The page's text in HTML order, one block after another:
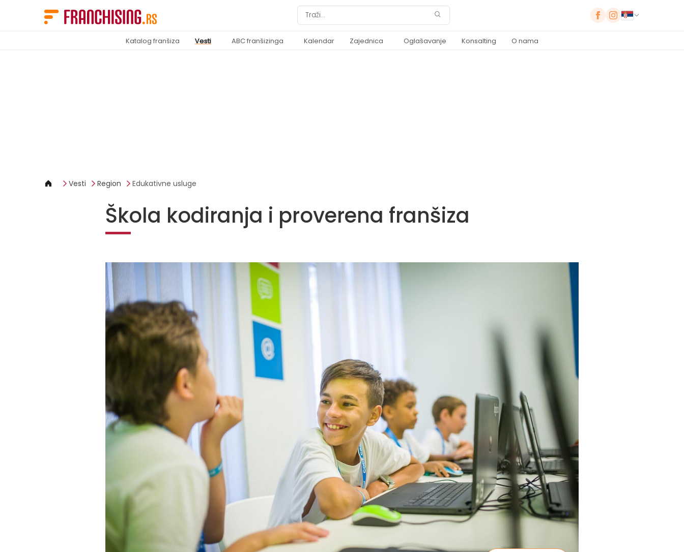
Katalog franšiza Vesti ABC franšizinga Kalendar Zajednica Oglašavanje Konsalting O nama
Vesti Region Edukativne usluge
Škola kodiranja i proverena franšiza